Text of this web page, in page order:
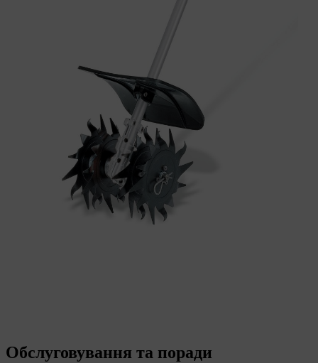
Обслуговування та поради